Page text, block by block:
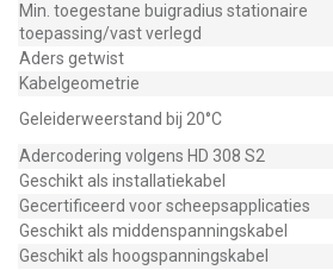
Min. toegestane buigradius stationaire
toepassing/vast verlegd
Aders getwist
Kabelgeometrie
Geleiderweerstand bij 20°C
Adercodering volgens HD 308 S2
Geschikt als installatiekabel
Gecertificeerd voor scheepsapplicaties
Geschikt als middenspanningskabel
Geschikt als hoogspanningskabel